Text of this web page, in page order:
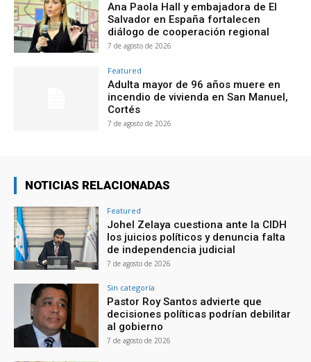
Ana Paola Hall y embajadora de El
Salvador en España fortalecen
diálogo de cooperación regional
7 de agosto de 2026
Featured
Adulta mayor de 96 años muere en
incendio de vivienda en San Manuel,
Cortés
7 de agosto de 2026
NOTICIAS RELACIONADAS
Featured
Johel Zelaya cuestiona ante la CIDH
los juicios políticos y denuncia falta
de independencia judicial
7 de agosto de 2026
Sin categoría
Pastor Roy Santos advierte que
decisiones políticas podrían debilitar
al gobierno
7 de agosto de 2026